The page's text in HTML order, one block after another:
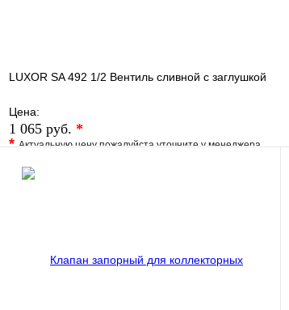
LUXOR SA 492 1/2 Вентиль сливной с заглушкой
Цена:
1 065 руб. *
*Актуальную цену пожалуйста уточните у менеджера
В избранное